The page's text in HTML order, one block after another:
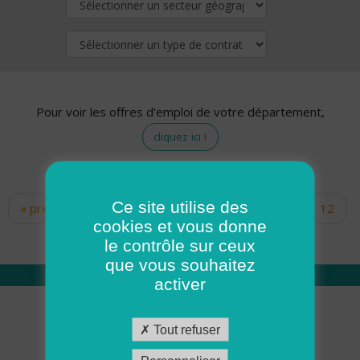
Pour voir les offres d'emploi de votre département,
cliquez ici !
Pages
« premier ‹ précédent … 10
12
14 15 16 17
Qui sommes nous
Académie ADMR
Ce site utilise des
cookies et vous donne
le contrôle sur ceux
que vous souhaitez
activer
Tout refuser